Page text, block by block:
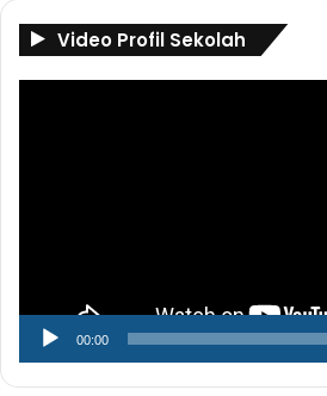
Video Profil Sekolah
00:00